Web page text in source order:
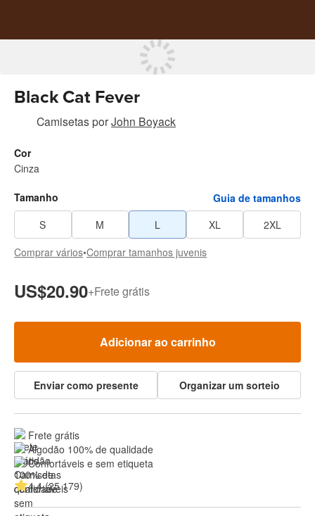
Black Cat Fever
CamisetasporJohn Boyack
Cor
Cinza
Tamanho
Guia de tamanhos
S
M L XL
2XL
Comprar vários•Comprar tamanhos juvenis
US$20.90+Frete grátis
Adicionar ao carrinho
Enviar como presente Organizar um sorteio
Frete grátis
Algodão 100% de qualidade
Confortáveis e sem etiqueta
4.4 (25 179)